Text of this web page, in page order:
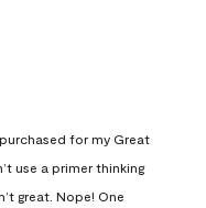
for my Great
use a primer thinking
great. Nope! One